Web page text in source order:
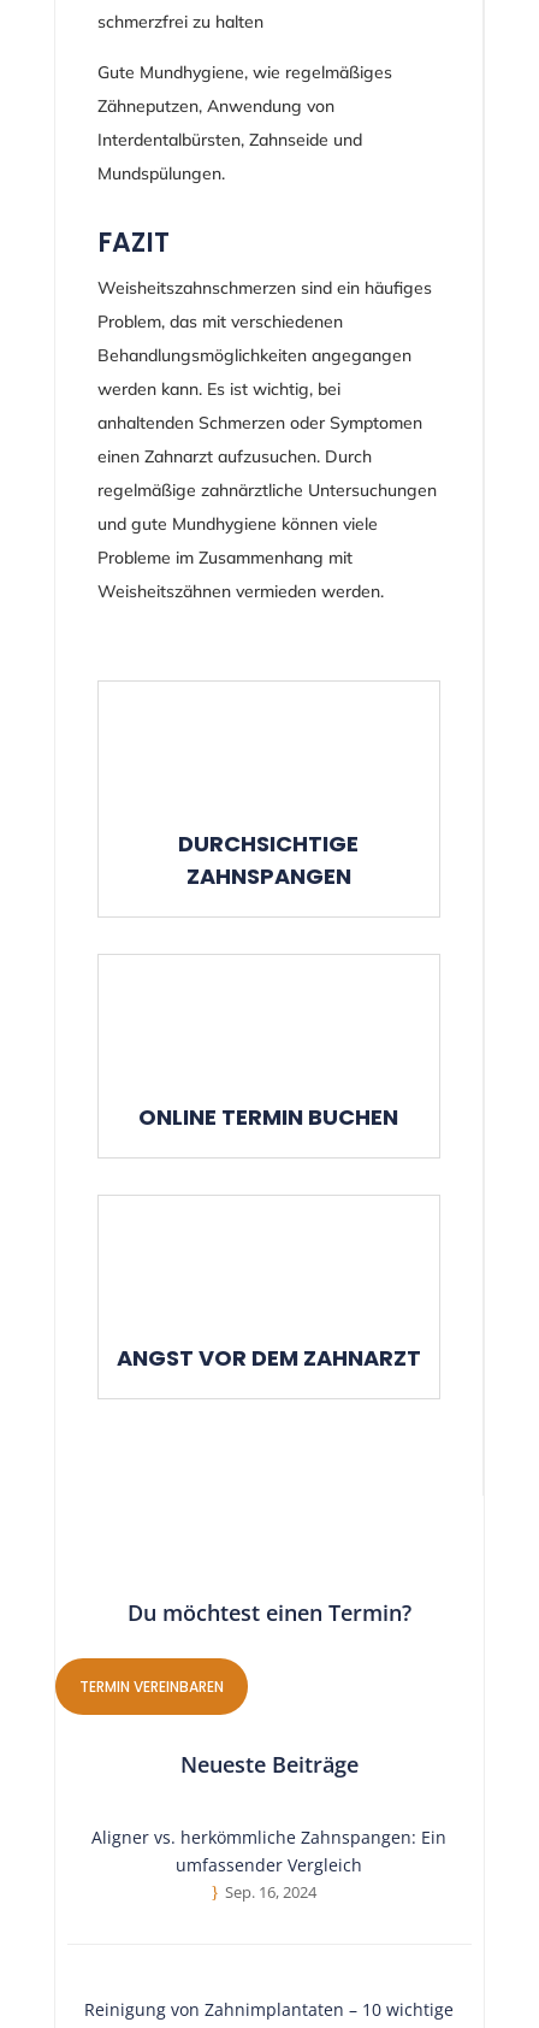
schmerzfrei zu halten
Gute Mundhygiene, wie regelmäßiges
Zähneputzen, Anwendung von
Interdentalbürsten, Zahnseide und
Mundspülungen.
FAZIT
Weisheitszahnschmerzen sind ein häufiges
Problem, das mit verschiedenen
Behandlungsmöglichkeiten angegangen
werden kann. Es ist wichtig, bei
anhaltenden Schmerzen oder Symptomen
einen Zahnarzt aufzusuchen. Durch
regelmäßige zahnärztliche Untersuchungen
und gute Mundhygiene können viele
Probleme im Zusammenhang mit
Weisheitszähnen vermieden werden.
DURCHSICHTIGE
ZAHNSPANGEN
ONLINE TERMIN BUCHEN
ANGST VOR DEM ZAHNARZT
Du möchtest einen Termin?
TERMIN VEREINBAREN
Neueste Beiträge
Aligner vs. herkömmliche Zahnspangen: Ein
umfassender Vergleich
Sep. 16, 2024
Reinigung von Zahnimplantaten – 10 wichtige